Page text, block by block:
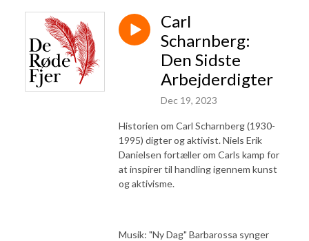
Carl
Scharnberg:
Den Sidste
Arbejderdigter
Dec 19, 2023
Historien om Carl Scharnberg (1930-
1995) digter og aktivist. Niels Erik
Danielsen fortæller om Carls kamp for
at inspirer til handling igennem kunst
og aktivisme.
Musik: "Ny Dag" Barbarossa synger